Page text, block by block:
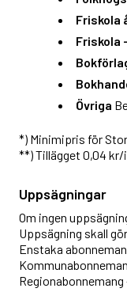
Friskola
Friskola
Övriga
*) Minimipris för
**) Tillägget 0,04
Uppsägningar
Om ingen
Uppsägning skall
Enstaka